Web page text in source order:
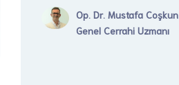
Op. Dr. Mustafa Coşkun
Genel Cerrahi Uzmanı